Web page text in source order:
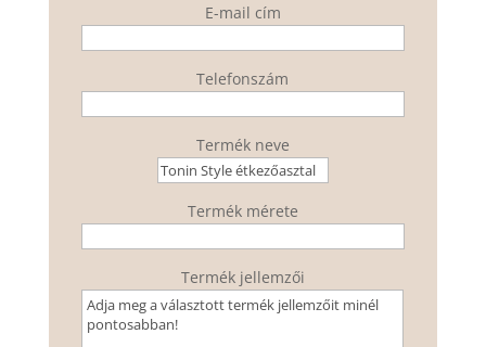
E-mail cím
Telefonszám
Termék neve
Termék mérete
Termék jellemzői